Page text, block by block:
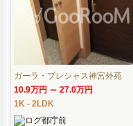
ガーラ・プレシャス神宮外苑
10.9万円 ～ 27.0万円
1K - 2LDK